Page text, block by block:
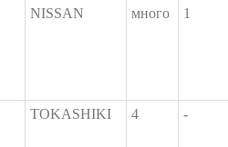
NISSAN много 1
TOKASHIKI 4 -